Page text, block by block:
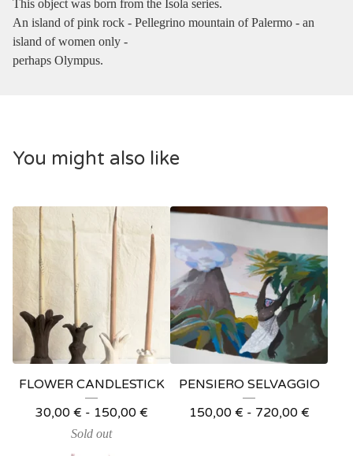
This object was born from the Isola series.
An island of pink rock - Pellegrino mountain of Palermo - an
island of women only -
perhaps Olympus.
You might also like
FLOWER CANDLESTICK
30,00 € - 150,00 €
Sold out
PENSIERO SELVAGGIO
150,00 € - 720,00 €